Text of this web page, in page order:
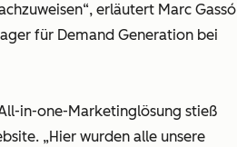
erläutert Marc Gassó
für Demand Generation bei
in-one-Marketinglösung stieß
„Hier wurden alle unsere